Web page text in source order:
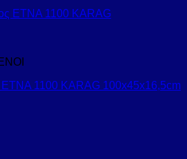
ETNA 1100 KARAG 100x45x16,5cm